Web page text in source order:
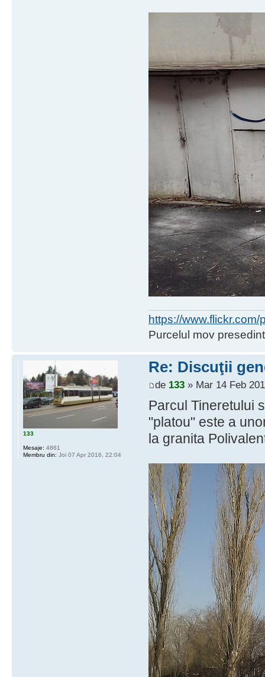
https://
Purcelul mov
Re: Discuţii
de 133» Mar 14 Feb
Parcul Tineretului
"platou" este a
la granita
133
Mesaje: 4861
Membru din: Joi 07 Apr 2016, 22:04